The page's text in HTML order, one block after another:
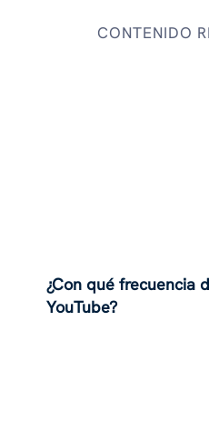
CONTENIDO
¿Con qué frecuencia
YouTube?